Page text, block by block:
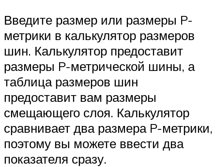
Введите размер или размеры P-
метрики в калькулятор размеров
шин. Калькулятор предоставит
размеры P-метрической шины, а
таблица размеров шин
предоставит вам размеры
смещающего слоя. Калькулятор
сравнивает два размера P-метрики,
поэтому вы можете ввести два
показателя сразу.